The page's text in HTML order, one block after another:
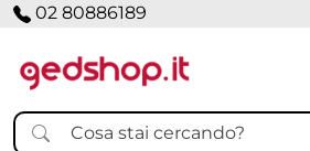
02 80886189